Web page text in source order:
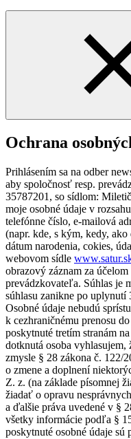
Ochrana
Prihlásením sa na odber
aby spoločnosť resp.
35787201, so sídlom:
moje osobné údaje v
telefónne číslo, e-mailová
(napr. kde, s kým, kedy,
dátum narodenia, cokies,
webovom sídle
obrazový záznam za
prevádzkovateľa. Súhlas je
súhlasu zanikne po
Osobné údaje nebudú
k cezhraničnému prenosu
poskytnuté tretím stranám
dotknutá osoba
zmysle § 28 zákona č. 122/
o zmene a doplnení
Z. z. (na základe písomnej
žiadať o opravu
a ďalšie práva uvedené v §
všetky informácie podľa §
poskytnuté osobné údaje sú